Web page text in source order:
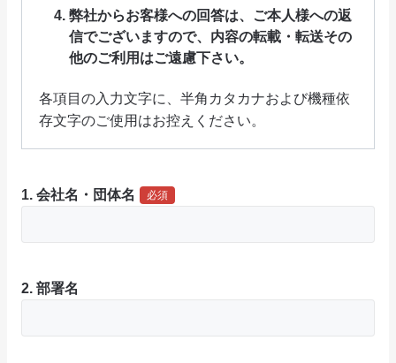
弊社からお客様への回答は、ご本人様への返
信でございますので、内容の転載・転送その
他のご利用はご遠慮下さい。
各項目の入力文字に、半角カタカナおよび機種依
存文字のご使用はお控えください。
1. 会社名・団体名 必須
2. 部署名